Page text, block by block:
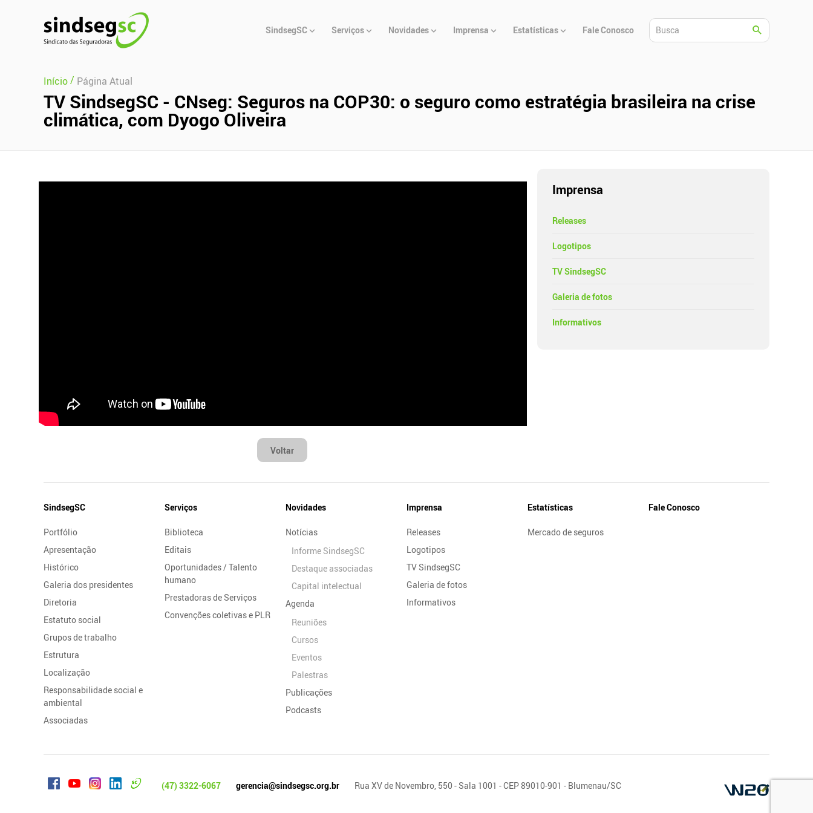
Principal
SindsegSC Serviços Novidades Imprensa Estatísticas Fale Conosco
Início/ Página Atual
TV SindsegSC - CNseg: Seguros na COP30: o seguro como estratégia brasileira na crise
climática, com Dyogo Oliveira
Voltar
Imprensa
Releases
Logotipos
TV SindsegSC
Galeria de fotos
Informativos
Mapa
Site
SindsegSC
Portfólio
Apresentação
Histórico
Galeria dos presidentes
Diretoria
Estatuto social
Grupos de trabalho
Estrutura
Localização
Responsabilidade social e
ambiental
Associadas
Serviços
Biblioteca
Editais
Oportunidades / Talento
humano
Prestadoras de Serviços
Convenções coletivas e PLR
Novidades
Notícias
Informe SindsegSC
Destaque associadas
Capital intelectual
Agenda
Reuniões
Cursos
Eventos
Palestras
Publicações
Podcasts
Imprensa
Releases
Logotipos
TV SindsegSC
Galeria de fotos
Informativos
Estatísticas
Mercado de seguros
Fale Conosco
(47) 3322-6067 gerencia@sindsegsc.org.br Rua XV de Novembro, 550 - Sala 1001 - CEP 89010-901 - Blumenau/SC